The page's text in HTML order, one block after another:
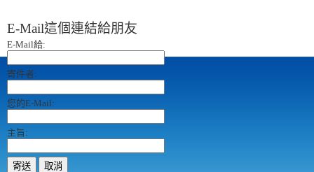
E-Mail這個連結給朋友
E-Mail給:
寄件者:
您的E-Mail:
主旨:
寄送 取消